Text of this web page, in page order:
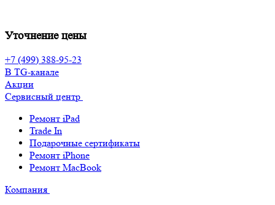
Уточнение цены
+7 (499) 388-95-23
В TG-канале
Акции
Сервисный центр
Ремонт iPad
Trade In
Подарочные сертификаты
Ремонт iPhone
Ремонт MacBook
Компания